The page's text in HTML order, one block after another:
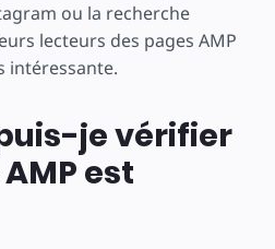
ou la recherche
lecteurs des pages AMP
intéressante.
je vérifier
est